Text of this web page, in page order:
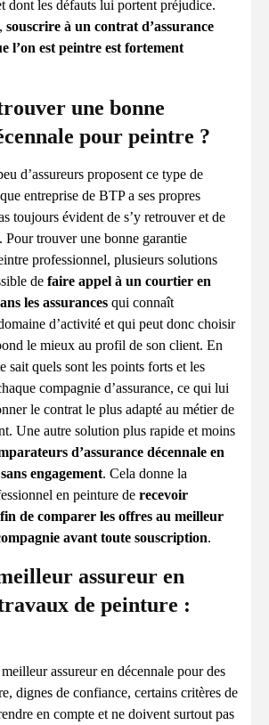
dont les défauts lui portent préjudice.
souscrire à un contrat d’assurance
l’on est peintre est fortement
une bonne
pour peintre ?
d’assureurs proposent ce type de
entreprise de BTP a ses propres
toujours évident de s’y retrouver et de
trouver une bonne garantie
professionnel, plusieurs solutions
de faire appel à un courtier en
les assurances qui connaît
d’activité et qui peut donc choisir
le mieux au profil de son client. En
sait quels sont les points forts et les
compagnie d’assurance, ce qui lui
le contrat le plus adapté au métier de
Une autre solution plus rapide et moins
d’assurance décennale en
engagement. Cela donne la
en peinture de recevoir
de comparer les offres au meilleur
avant toute souscription.
assureur en
de peinture :
assureur en décennale pour des
dignes de confiance, certains critères de
en compte et ne doivent surtout pas